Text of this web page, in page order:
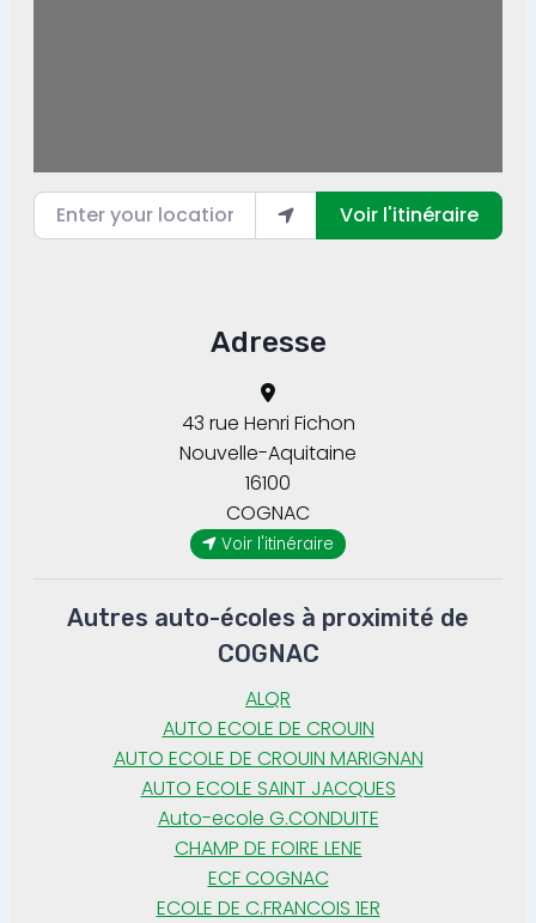
Enter your location
Voir l'itinéraire
Adresse
43 rue Henri Fichon
COGNAC
Nouvelle-Aquitaine
16100
Voir l'itinéraire
Autres auto-écoles à proximité de
COGNAC
ALQR
AUTO ECOLE DE CROUIN
AUTO ECOLE DE CROUIN MARIGNAN
AUTO ECOLE SAINT JACQUES
Auto-ecole G.CONDUITE
CHAMP DE FOIRE LENE
ECF COGNAC
ECOLE DE C.FRANCOIS 1ER